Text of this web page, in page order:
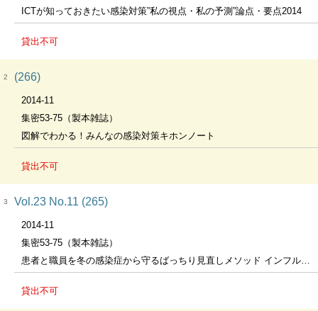
ICTが知っておきたい感染対策”私の視点・私の予測”論点・要点2014
貸出不可
2 (266)
2014-11
集密53-75（製本雑誌）
図解でわかる！みんなの感染対策キホンノート
貸出不可
3 Vol.23 No.11 (265)
2014-11
集密53-75（製本雑誌）
患者と職員を冬の感染症から守るばっちり見直しメソッド インフルエンザ、ノロウィルス、小児の呼吸器＆消化器感染症
貸出不可